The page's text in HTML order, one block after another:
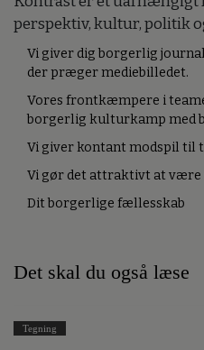
perspektiv, kultur, politik
Vi giver dig borgerlig
der præger mediebilledet.
Vores frontkæmpere i
borgerlig kulturkamp med
Vi giver kontant modspil til
Vi gør det attraktivt at være
Dit borgerlige fællesskab
Det skal du også læse
Tegning